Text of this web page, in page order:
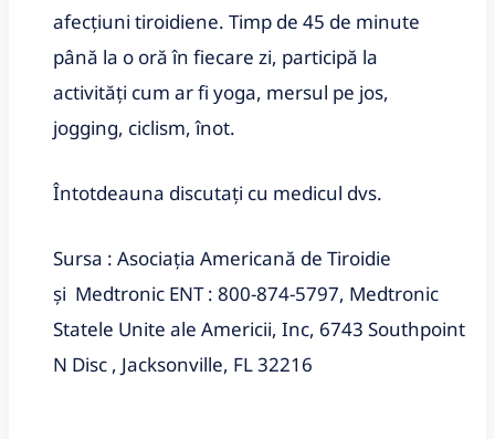
afecțiuni tiroidiene. Timp de 45 de minute
până la o oră în fiecare zi, participă la
activități cum ar fi yoga, mersul pe jos,
jogging, ciclism, înot.
Întotdeauna discutați cu medicul dvs.
Sursa : Asociația Americană de Tiroidie
și Medtronic ENT : 800-874-5797, Medtronic
Statele Unite ale Americii, Inc, 6743 Southpoint
N Disc , Jacksonville, FL 32216